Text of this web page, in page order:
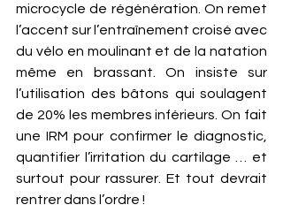
microcycle de régénération. On remet
l’accent sur l’entraînement croisé avec
du vélo en moulinant et de la natation
même en brassant. On insiste sur
l’utilisation des bâtons qui soulagent
de 20% les membres inférieurs. On fait
une IRM pour confirmer le diagnostic,
quantifier l’irritation du cartilage … et
surtout pour rassurer. Et tout devrait
rentrer dans l’ordre !